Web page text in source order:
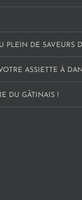
PLEIN DE SAVEURS
ASSIETTE À
DU GÂTINAIS !